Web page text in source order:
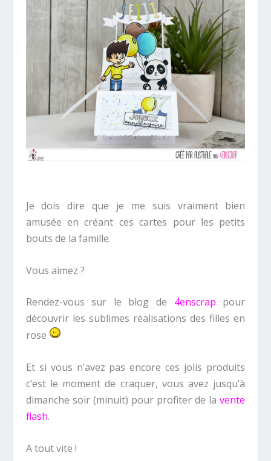
Je dois dire que je me suis vraiment bien
amusée en créant ces cartes pour les petits
bouts de la famille.
Vous aimez ?
Rendez-vous sur le blog de 4enscrap pour
découvrir les sublimes réalisations des filles en
rose
Et si vous n’avez pas encore ces jolis produits
c’est le moment de craquer, vous avez jusqu’à
dimanche soir (minuit) pour profiter de lavente
flash.
A tout vite !